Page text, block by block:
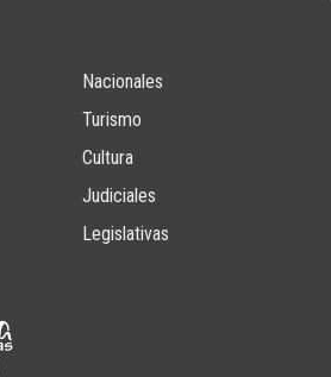
Nacionales
Turismo
Cultura
Judiciales
Legislativas